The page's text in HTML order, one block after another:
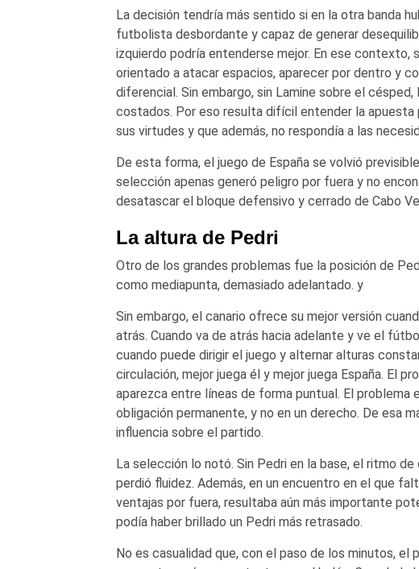
La decisión tendría más sentido si en la otra banda
futbolista desbordante y capaz de generar
izquierdo podría entenderse mejor. En ese contexto,
orientado a atacar espacios, aparecer por dentro y
diferencial. Sin embargo, sin Lamine sobre el
costados. Por eso resulta difícil entender la apuesta
sus virtudes y que además, no respondía a las
De esta forma, el juego de España se volvió
selección apenas generó peligro por fuera y no
desatascar el bloque defensivo y cerrado de Cabo
La altura de Pedri
Otro de los grandes problemas fue la posición de
como mediapunta, demasiado adelantado. y
Sin embargo, el canario ofrece su mejor versión
atrás. Cuando va de atrás hacia adelante y ve el
cuando puede dirigir el juego y alternar alturas
circulación, mejor juega él y mejor juega España. El
aparezca entre líneas de forma puntual. El problema
obligación permanente, y no en un derecho. De esa
influencia sobre el partido.
La selección lo notó. Sin Pedri en la base, el ritmo
perdió fluidez. Además, en un encuentro en el que
ventajas por fuera, resultaba aún más importante
podía haber brillado un Pedri más retrasado.
No es casualidad que, con el paso de los minutos, el